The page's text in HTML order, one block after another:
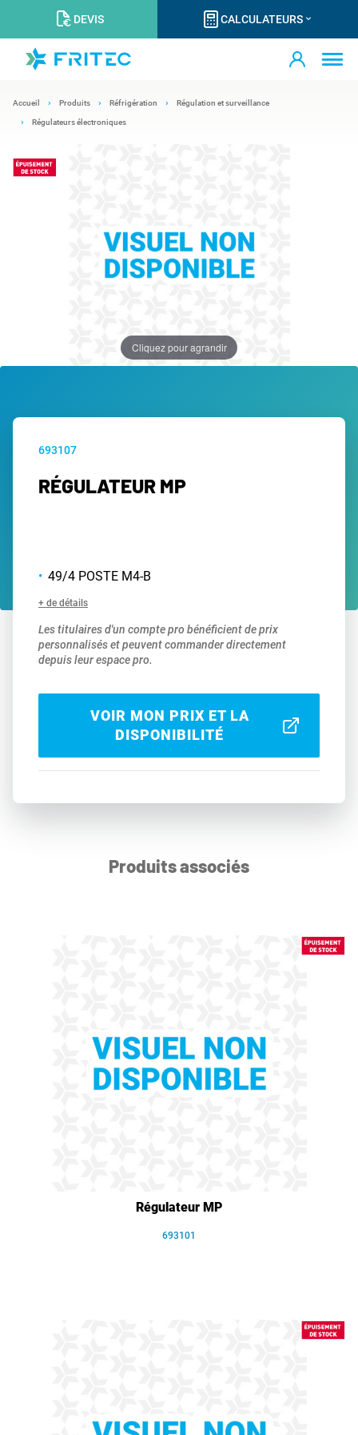
DEVIS CALCULATEURS
Accueil Produits Réfrigération Régulation et surveillance
Régulateurs électroniques
Cliquez pour agrandir
693107
RÉGULATEUR MP
49/4 POSTE M4-B
+ de détails
Les titulaires d'un compte pro bénéficient de prix
personnalisés et peuvent commander directement
depuis leur espace pro.
VOIR MON PRIX ET LA
DISPONIBILITÉ
Produits associés
Régulateur MP
693101